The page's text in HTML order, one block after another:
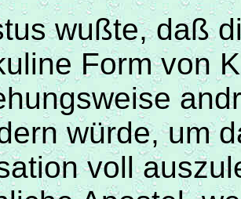
wußte,daß
Form von
würde, um
voll